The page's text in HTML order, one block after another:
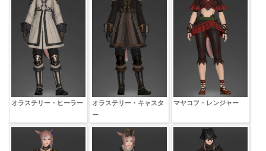
オラステリー・ヒーラー
オラステリー・キャスタ
ー
マヤコフ・レンジャー